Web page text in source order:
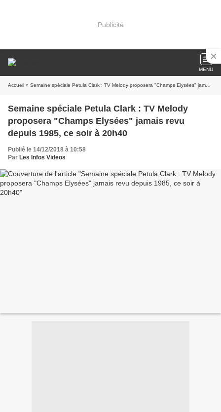
Publicité
MENU
Accueil » Semaine spéciale Petula Clark : TV Melody proposera "Champs Elysées" jamais revu depuis 1985, ce soir à 20h40
Semaine spéciale Petula Clark : TV Melody
proposera "Champs Elysées" jamais revu
depuis 1985, ce soir à 20h40
Publié le 14/12/2018 à 10:58
Par Les Infos Videos